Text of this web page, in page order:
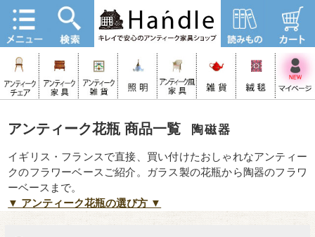
アンティーク花瓶 商品一覧 陶磁器
イギリス・フランスで直接、買い付けたおしゃれなアンティー
クのフラワーベースご紹介。ガラス製の花瓶から陶器のフラワ
ーベースまで。
▼ アンティーク花瓶の選び方 ▼